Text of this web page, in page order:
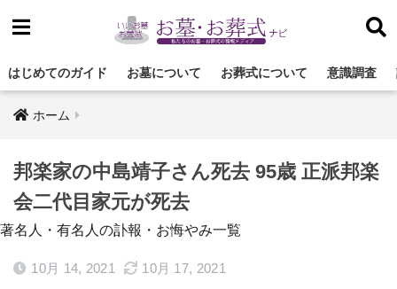
はじめてのガイド お墓について お葬式について 意識調査
ホーム
邦楽家の中島靖子さん死去 95歳 正派邦楽
会二代目家元が死去
著名人・有名人の訃報・お悔やみ一覧
10月 14, 2021 10月 17, 2021